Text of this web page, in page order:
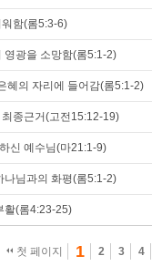
함(롬5:3-6)
광을 소망함(롬5:1-2)
혜의 자리에 들어감(롬5:1-2)
종근거(고전15:12-19)
신 예수님(마21:1-9)
님과의 화평(롬5:1-2)
활(롬4:23-25)
첫 페이지 1 2 3 4